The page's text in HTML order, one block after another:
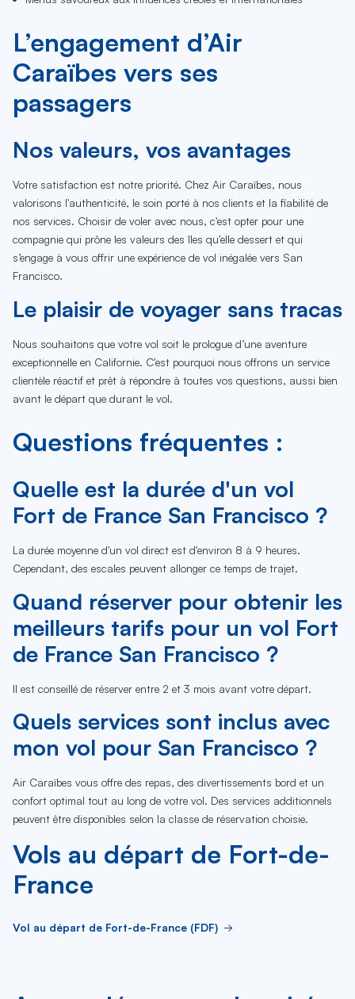
L’engagement d’Air
Caraïbes vers ses
passagers
Nos valeurs, vos avantages
Votre satisfaction est notre priorité. Chez Air Caraïbes, nous
valorisons l'authenticité, le soin porté à nos clients et la fiabilité de
nos services. Choisir de voler avec nous, c'est opter pour une
compagnie qui prône les valeurs des îles qu'elle dessert et qui
s’engage à vous offrir une expérience de vol inégalée vers San
Francisco.
Le plaisir de voyager sans tracas
Nous souhaitons que votre vol soit le prologue d’une aventure
exceptionnelle en Californie. C'est pourquoi nous offrons un service
clientèle réactif et prêt à répondre à toutes vos questions, aussi bien
avant le départ que durant le vol.
Questions fréquentes :
Quelle est la durée d'un vol
Fort de France San Francisco ?
La durée moyenne d'un vol direct est d'environ 8 à 9 heures.
Cependant, des escales peuvent allonger ce temps de trajet.
Quand réserver pour obtenir les
meilleurs tarifs pour un vol Fort
de France San Francisco ?
Il est conseillé de réserver entre 2 et 3 mois avant votre départ.
Quels services sont inclus avec
mon vol pour San Francisco ?
Air Caraïbes vous offre des repas, des divertissements bord et un
confort optimal tout au long de votre vol. Des services additionnels
peuvent être disponibles selon la classe de réservation choisie.
Vols au départ de Fort-de-
France
Vol au départ de Fort-de-France (FDF)